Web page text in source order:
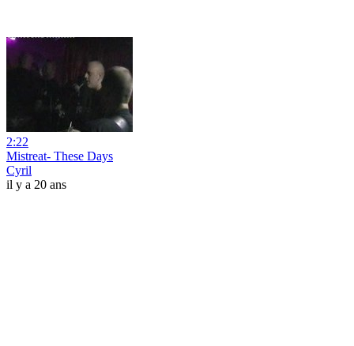
2:22
Mistreat- These Days
Cyril
il y a 20 ans